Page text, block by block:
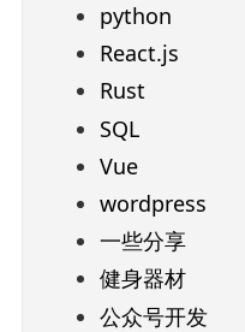
python
React.js
Rust
SQL
Vue
wordpress
一些分享
健身器材
公众号开发